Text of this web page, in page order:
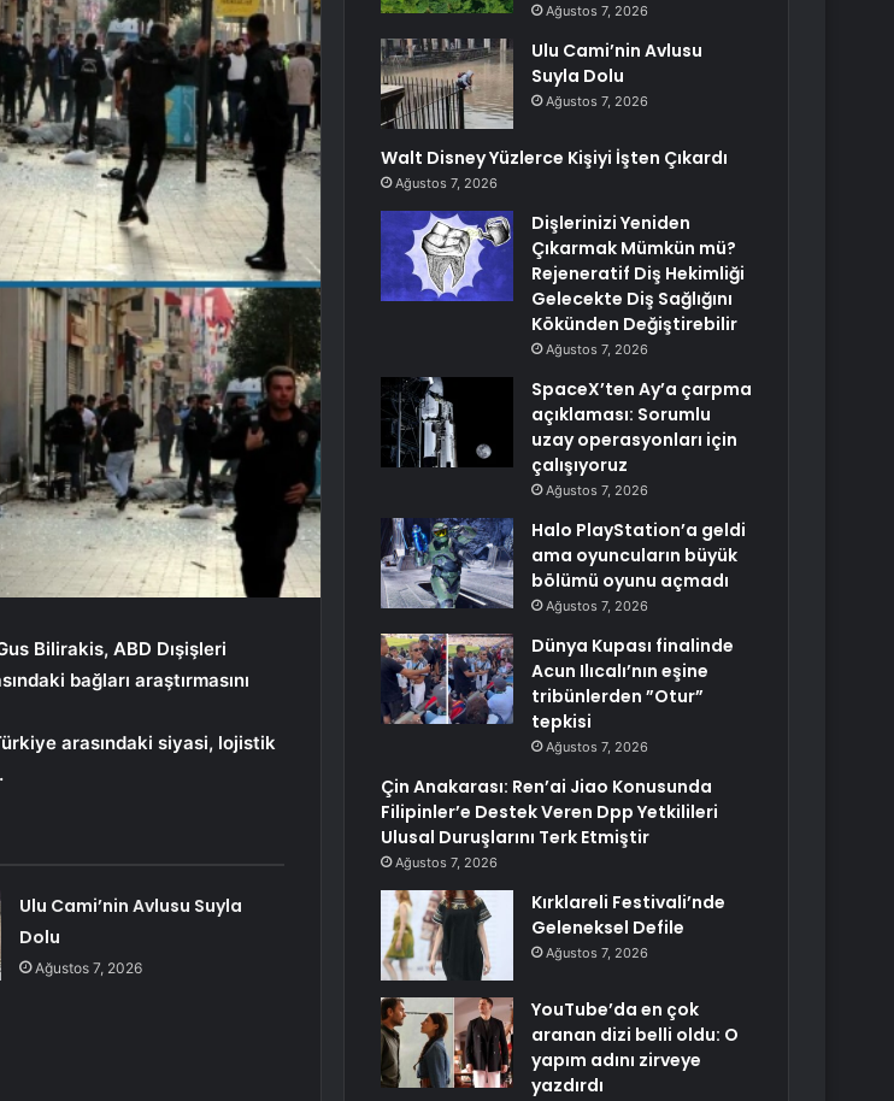
Bilirakis, ABD Dışişleri
bağları araştırmasını
arasındaki siyasi, lojistik
Ulu Cami’nin Avlusu Suyla
Dolu
Ağustos 7, 2026
Ağustos 7, 2026
Ulu Cami’nin Avlusu
Suyla Dolu
Ağustos 7, 2026
Walt Disney Yüzlerce Kişiyi İşten Çıkardı
Ağustos 7, 2026
Dişlerinizi Yeniden
Çıkarmak Mümkün mü?
Rejeneratif Diş Hekimliği
Gelecekte Diş Sağlığını
Kökünden Değiştirebilir
Ağustos 7, 2026
SpaceX’ten Ay’a çarpma
açıklaması: Sorumlu
uzay operasyonları için
çalışıyoruz
Ağustos 7, 2026
Halo PlayStation’a geldi
ama oyuncuların büyük
bölümü oyunu açmadı
Ağustos 7, 2026
Dünya Kupası finalinde
Acun Ilıcalı’nın eşine
tribünlerden ”Otur”
tepkisi
Ağustos 7, 2026
Çin Anakarası: Ren’ai Jiao Konusunda
Filipinler’e Destek Veren Dpp Yetkilileri
Ulusal Duruşlarını Terk Etmiştir
Ağustos 7, 2026
Kırklareli Festivali’nde
Geleneksel Defile
Ağustos 7, 2026
YouTube’da en çok
aranan dizi belli oldu: O
yapım adını zirveye
yazdırdı